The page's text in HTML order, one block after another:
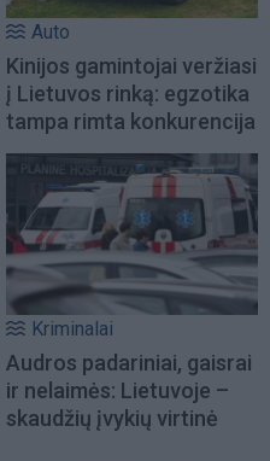
Auto
Kinijos gamintojai veržiasi
į Lietuvos rinką: egzotika
tampa rimta konkurencija
Kriminalai
Audros padariniai, gaisrai
ir nelaimės: Lietuvoje –
skaudžių įvykių virtinė